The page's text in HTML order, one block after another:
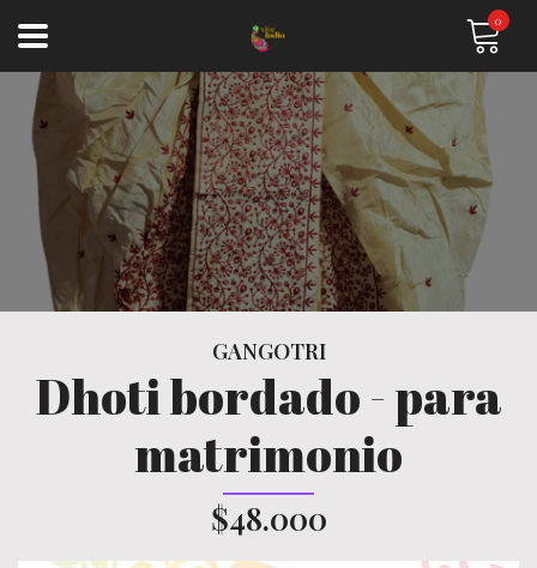
0
GANGOTRI
Dhoti bordado - para
matrimonio
$48.000